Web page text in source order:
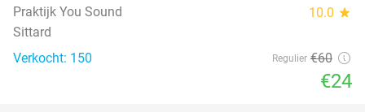
Praktijk You Sound 10.0 star
Sittard
Verkocht: 150
Regulier €60
€24